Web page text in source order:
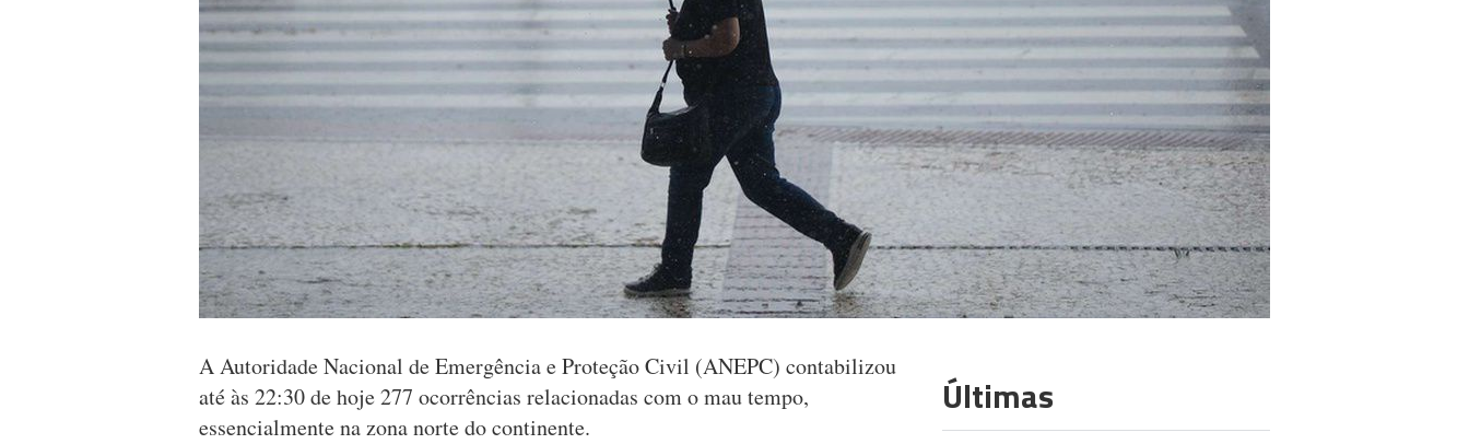
A Autoridade Nacional de Emergência e Proteção Civil (ANEPC) contabilizou
até às 22:30 de hoje 277 ocorrências relacionadas com o mau tempo,
essencialmente na zona norte do continente.
Últimas